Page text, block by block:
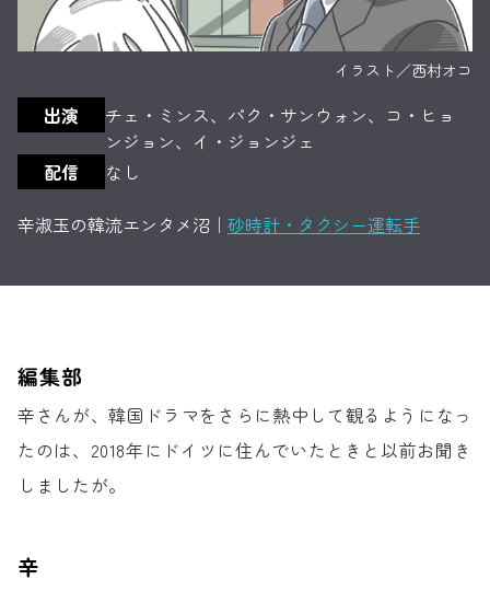
イラスト／西村オコ
出演
チェ・ミンス、パク・サンウォン、コ・ヒョ
ンジョン、イ・ジョンジェ
配信
なし
辛淑玉の韓流エンタメ沼｜ 砂時計・タクシー運転手
編集部
辛さんが、韓国ドラマを さらに熱中して観るようになっ
たのは、 2018年にドイツに住んでいたときと 以前お聞き
しましたが。
辛